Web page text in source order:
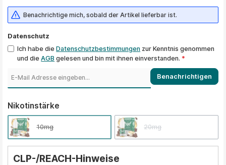
Benachrichtige mich, sobald der Artikel lieferbar ist.
Datenschutz
Ich habe dieDatenschutzbestimmungen zur Kenntnis genommen
und dieAGB gelesen und bin mit ihnen einverstanden.*
Benachrichtigen
Nikotinstärke
10mg 20mg
CLP-/REACH-Hinweise